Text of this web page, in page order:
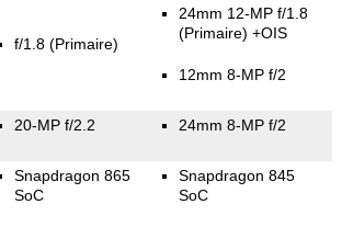
f/1.8 (Primaire)
24mm 12-MP f/1.8
(Primaire) +OIS
12mm 8-MP f/2
20-MP f/2.2 24mm 8-MP f/2
Snapdragon 865
SoC
Snapdragon 845
SoC